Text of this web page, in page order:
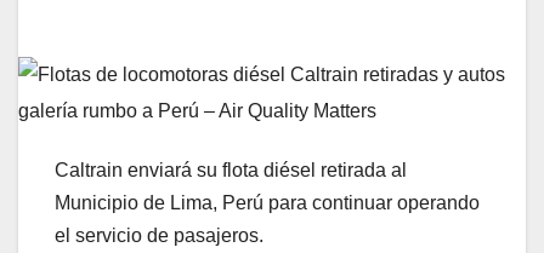
Caltrain enviará su flota diésel retirada al
Municipio de Lima, Perú para continuar operando
el servicio de pasajeros.